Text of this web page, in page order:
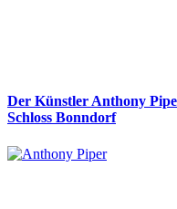
Der Künstler Anthony
Schloss Bonndorf